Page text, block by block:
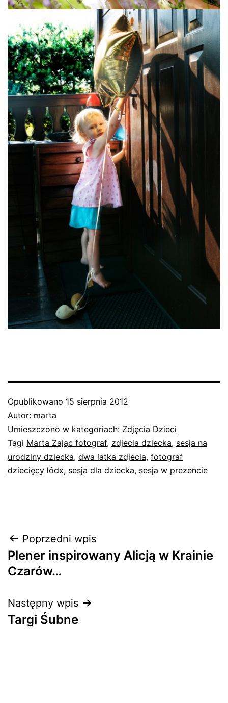
Opublikowano 15 sierpnia 2012
Autor: marta
Umieszczono w kategoriach: Zdjęcia Dzieci
Tagi Marta Zając fotograf, zdjecia dziecka, sesja na
urodziny dziecka, dwa latka zdjecia, fotograf
dziecięcy łódx, sesja dla dziecka, sesja w prezencie
Nawigacja
wpisu
Poprzedni wpis
Plener inspirowany Alicją w Krainie
Czarów…
Następny wpis
Targi Śubne